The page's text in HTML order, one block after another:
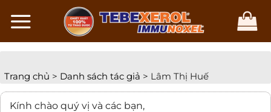
đến
Trang chủ > Danh sách tác giả > Lâm Thị Huế
Kính chào quý vị và các bạn,